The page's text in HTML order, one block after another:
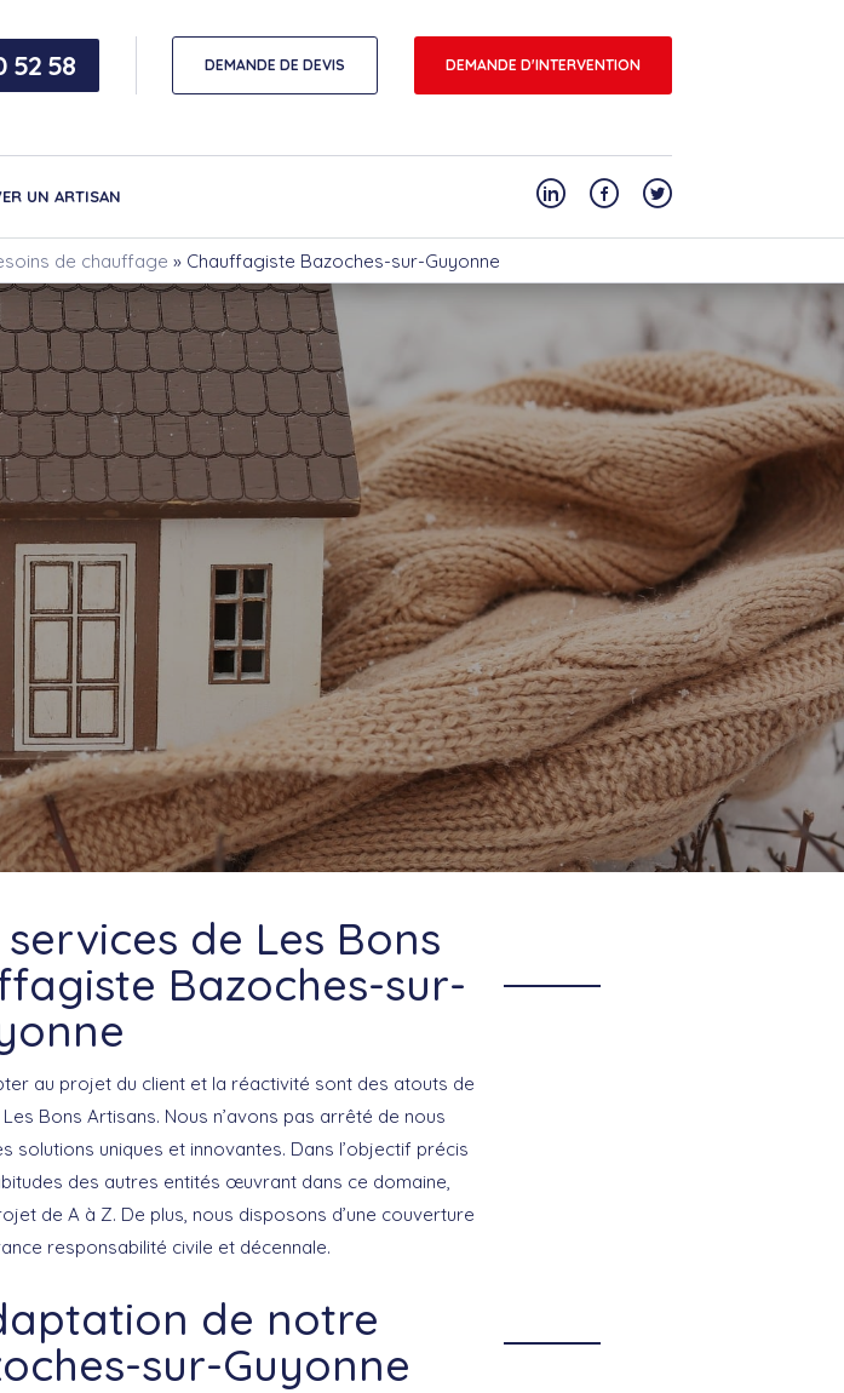
52 58 DEMANDE DE DEVIS DEMANDE D'INTERVENTION
UN ARTISAN
de chauffage » Chauffagiste Bazoches-sur-Guyonne
de Les Bons
Bazoches-sur-
au projet du client et la réactivité sont des atouts de
Les Bons Artisans. Nous n’avons pas arrêté de nous
uniques et innovantes. Dans l’objectif précis
des autres entités œuvrant dans ce domaine,
de A à Z. De plus, nous disposons d’une couverture
responsabilité civile et décennale.
de notre
sur-Guyonne